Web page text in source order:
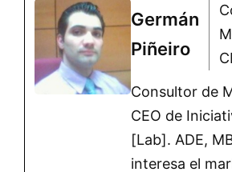
Germán
Piñeiro
Consultor de
CEO de
[Lab]. ADE,
interesa el